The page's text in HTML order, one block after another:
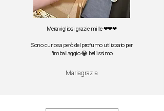
Meravigliosi grazie mille ❤❤❤
Sono curiosa però del profumo utilizzato per
l'imballaggio 😂 bellissimo
Mariagrazia